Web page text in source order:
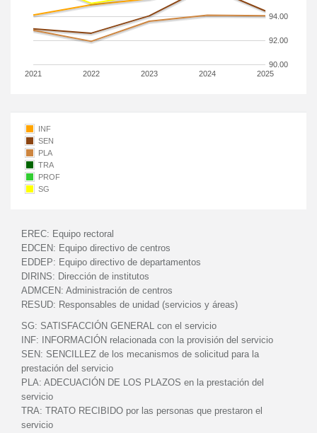
2021 2022 2023 2024 2025
90.00
92.00
94.00
INF
SEN
PLA
TRA
PROF
SG
EREC: Equipo rectoral
EDCEN: Equipo directivo de centros
EDDEP: Equipo directivo de departamentos
DIRINS: Dirección de institutos
ADMCEN: Administración de centros
RESUD: Responsables de unidad (servicios y áreas)
SG: SATISFACCIÓN GENERAL con el servicio
INF:
INFORMACIÓN relacionada con la provisión del servicio
SEN: SENCILLEZ de los mecanismos de solicitud para la
prestación del servicio
PLA: ADECUACIÓN DE LOS PLAZOS en la prestación del
servicio
TRA: TRATO RECIBIDO por las personas que prestaron el
servicio